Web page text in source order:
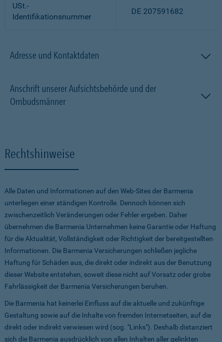
USt.-
Identifikationsnummer
DE 207591682
Adresse und Kontaktdaten
Anschrift unserer Aufsichtsbehörde und der
Ombudsmänner
Rechtshinweise
Alle Daten und Informationen auf den Web-Sites der Barmenia
unterliegen einer ständigen Kontrolle. Dennoch können sich
zwischenzeitlich Veränderungen oder Fehler ergeben. Daher
übernehmen die Barmenia Unternehmen keine Garantie oder Haftung
für die Aktualität, Vollständigkeit oder Richtigkeit der bereitgestellten
Informationen. Die Barmenia Versicherungen schließen jegliche
Haftung für Schäden aus, die direkt oder indirekt aus der Benutzung
dieser Website entstehen, soweit diese nicht auf Vorsatz oder grobe
Fahrlässigkeit der Barmenia Versicherungen beruhen.
Die Barmenia hat keinerlei Einfluss auf die aktuelle und zukünftige
Gestaltung sowie auf die Inhalte von fremden Internetseiten, auf die
direkt oder indirekt verwiesen wird (sog. "Links"). Deshalb distanziert
sich die Barmenia ausdrücklich von allen Inhalten aller gelinkten